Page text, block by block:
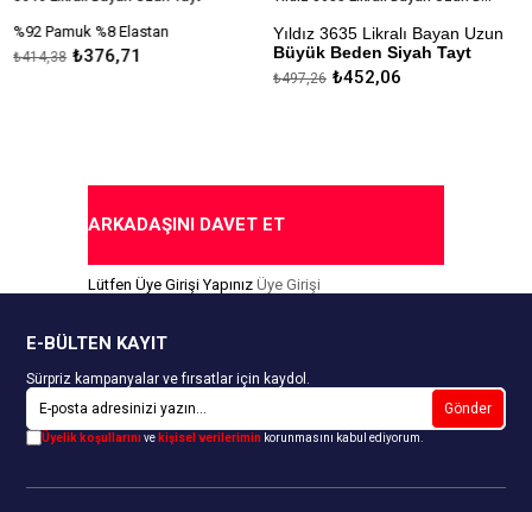
%92 Pamuk %8 Elastan
₺376,71
₺414,38
Yıldız 3635 Likralı Bayan Uzun
Büyük Beden Siyah Tayt
Kapıda Ödeme Seçeneği
₺452,06
₺497,26
ARKADAŞINI DAVET ET
Lütfen Üye Girişi Yapınız Üye Girişi
E-BÜLTEN KAYIT
Sürpriz kampanyalar ve fırsatlar için kaydol.
Gönder
Üyelik koşullarınıve kişisel verilerimin korunmasını kabul ediyorum.